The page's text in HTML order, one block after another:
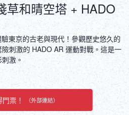
草和晴空塔 + HADO
東京的古老與現代！參觀歷史悠久的
刺激的 HADO AR 運動對戰。這是一
激。
票！ （外部連結）